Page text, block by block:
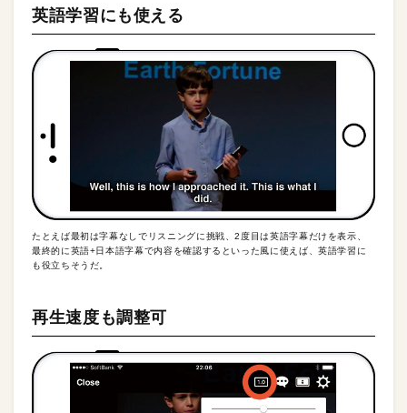
英語学習にも使える
たとえば最初は字幕なしでリスニングに挑戦、2度目は英語字幕だけを表示、
最終的に英語+日本語字幕で内容を確認するといった風に使えば、英語学習に
も役立ちそうだ。
再生速度も調整可